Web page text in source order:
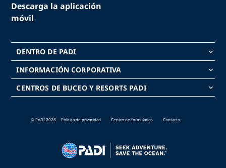
Descarga la aplicación
móvil
DENTRO DE PADI keyboard_arrow_down
INFORMACIÓN CORPORATIVA keyboard_arrow_down
CENTROS DE BUCEO Y RESORTS PADI keyboard_arrow_down
© PADI 2026 Política de privacidad Centro de formularios Contacto